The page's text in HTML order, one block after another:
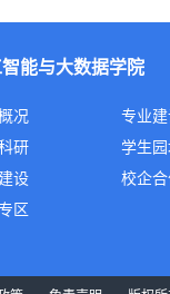
智能与大数据学院
况
专业
研
学生园
设
校企
区